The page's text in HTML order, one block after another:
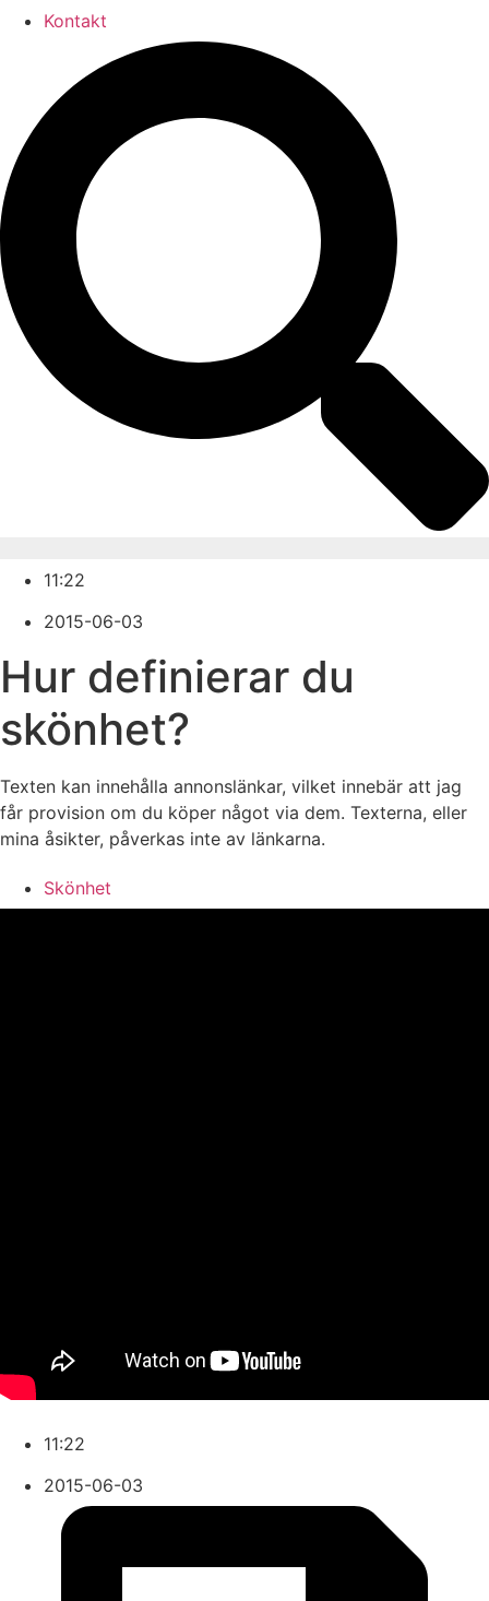
Kontakt
11:22
2015-06-03
Hur definierar du
skönhet?
Texten kan innehålla annonslänkar, vilket innebär att jag
får provision om du köper något via dem. Texterna, eller
mina åsikter, påverkas inte av länkarna.
Skönhet
11:22
2015-06-03